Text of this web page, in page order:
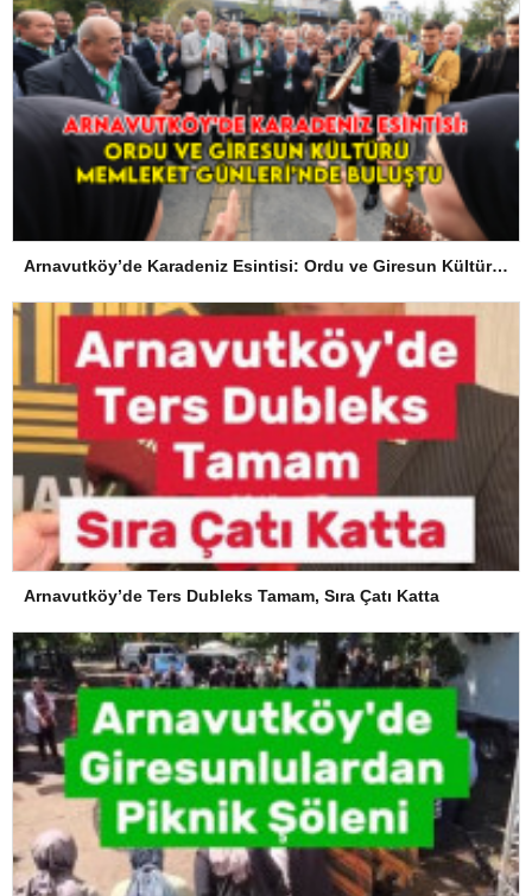
Arnavutköy’de Karadeniz Esintisi: Ordu ve Giresun Kültürü Memleket Günleri’nde Buluştu
Arnavutköy’de Ters Dubleks Tamam, Sıra Çatı Katta